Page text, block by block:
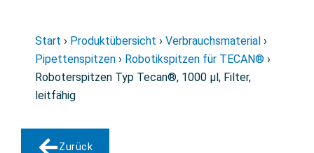
Start › Produktübersicht › Verbrauchsmaterial ›
Pipettenspitzen › Robotikspitzen für TECAN® ›
Roboterspitzen Typ Tecan®, 1000 µl, Filter,
leitfähig
Zurück